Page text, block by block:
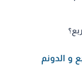
و الدونم